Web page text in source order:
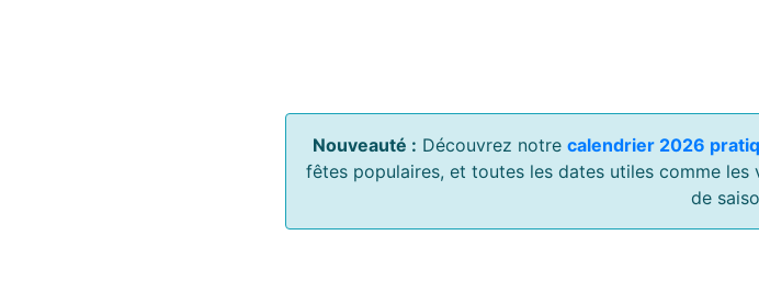
Nouveauté : Découvrez notre calendrier 2026
fêtes populaires, et toutes les dates utiles comme
de